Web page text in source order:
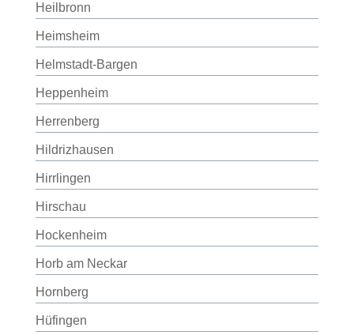
Heilbronn
Heimsheim
Helmstadt-Bargen
Heppenheim
Herrenberg
Hildrizhausen
Hirrlingen
Hirschau
Hockenheim
Horb am Neckar
Hornberg
Hüfingen